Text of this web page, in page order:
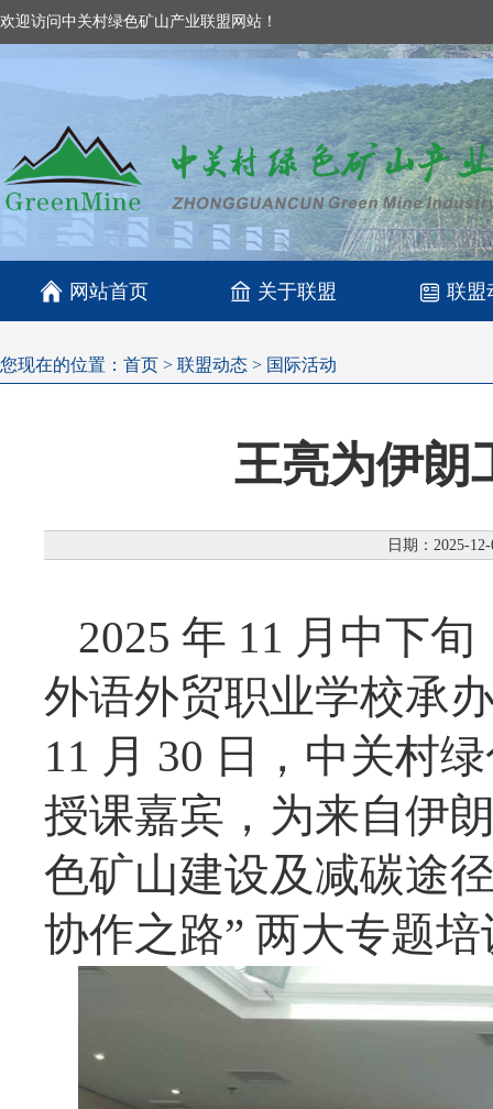
欢迎访问中关村绿色矿山产业联盟网站！
 网站首页 关于联盟 联盟
您现在的位置： 首页 > 联盟动态 > 国际活动
王亮为伊朗
日期：2025-
2025 年 11 月中下
外语外贸职业学校承
11 月 30 日，中关村
授课嘉宾，为来自伊
色矿山建设及减碳途
协作之路” 两大专题